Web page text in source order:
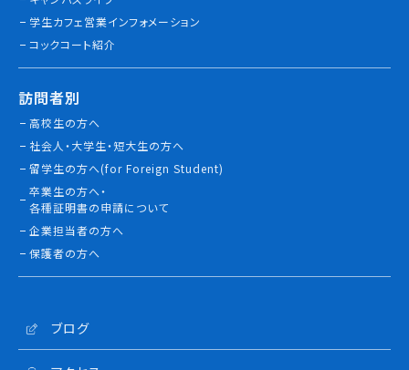
学生カフェ営業インフォメーション
コックコート紹介
訪問者別
高校生の方へ
社会人・大学生・短大生の方へ
留学生の方へ(for Foreign Student)
卒業生の方へ・
各種証明書の申請について
企業担当者の方へ
保護者の方へ
ブログ